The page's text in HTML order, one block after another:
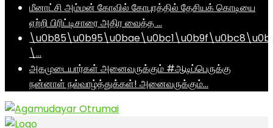
மீனாட்சி அம்மன் கோவில் கோபுரத்தில் தேசியக் கொடியை
ஏற்றி பிரிட்டிசாரை அதிர வைத்த …
\…
அகமுடையார்கள் அனைவருக்கும் #ஆடிப்பெருக்கு
நன்னாள் நல்வாழ்த்துக்கள்! அனைவருக்கும்…